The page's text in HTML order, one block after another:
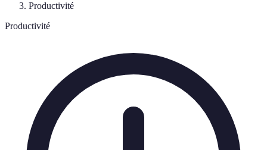
Productivité
Productivité